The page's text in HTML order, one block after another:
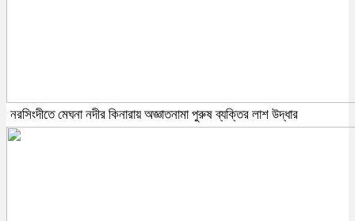
নরসিংদীতে মেঘনা নদীর কিনারায় অজ্ঞাতনামা পুরুষ ব্যক্তির লাশ উদ্ধার